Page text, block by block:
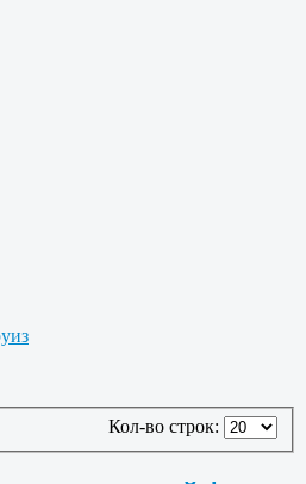
Кол-во строк: